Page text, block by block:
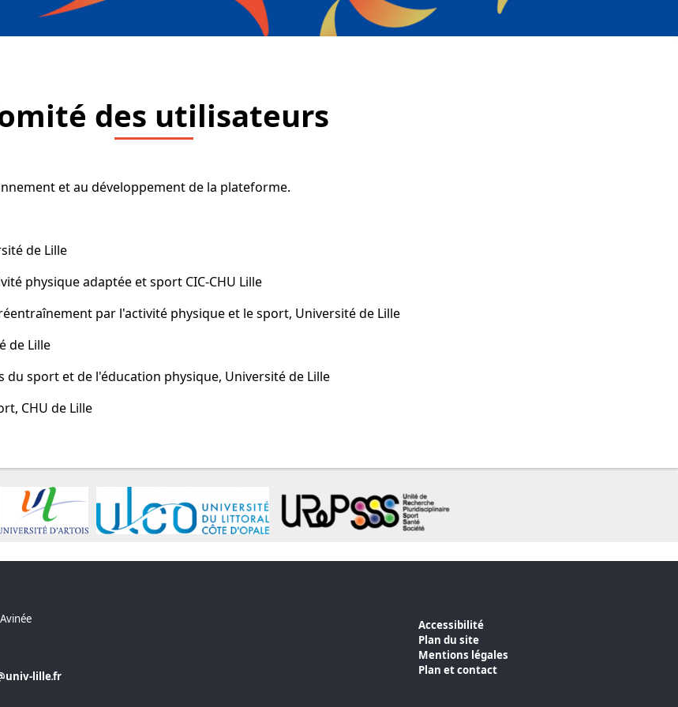
des utilisateurs
et au développement de la plateforme.
de Lille
physique adaptée et sport CIC-CHU Lille
par l'activité physique et le sport, Université de Lille
de Lille
du sport et de l'éducation physique, Université de Lille
CHU de Lille
univ-lillefr
Accessibilité
Plan du site
Mentions légales
Plan et contact